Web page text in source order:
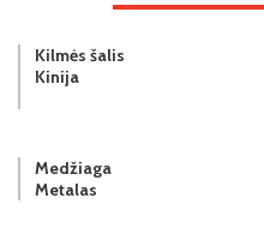
Kilmės šalis
Kinija
Medžiaga
Metalas